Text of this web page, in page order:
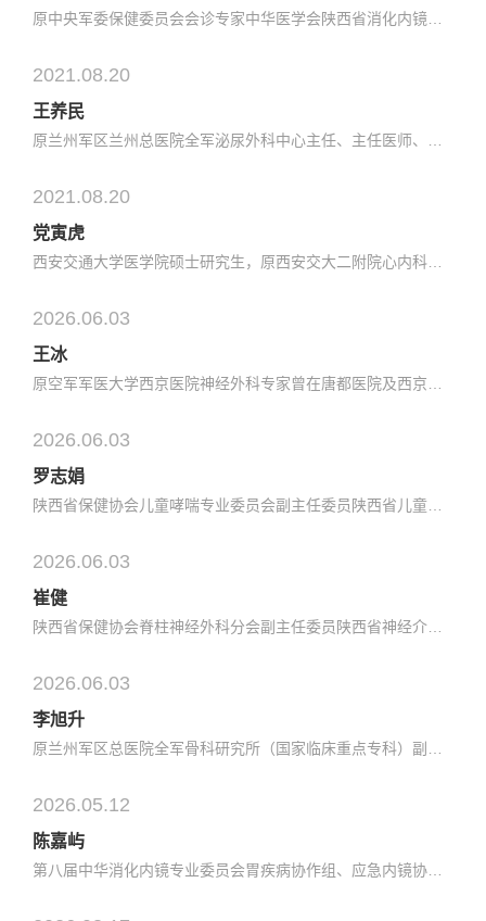
2021.08.20
王养民
2021.08.20
党寅虎
2026.06.03
王冰
2026.06.03
罗志娟
2026.06.03
崔健
2026.06.03
李旭升
2026.05.12
陈嘉屿